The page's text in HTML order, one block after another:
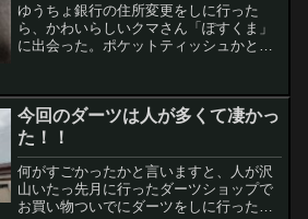
ゆうちょ銀行の住所変更をしに行った
ら、かわいらしいクマさん「ぽすくま」
に出会った。ポケットティッシュかと思
今回のダーツは人が多くて凄かっ
た！！
何がすごかったかと言いますと、人が沢
山いたっ先月に行ったダーツショップで
お買い物ついでにダーツをしに行った